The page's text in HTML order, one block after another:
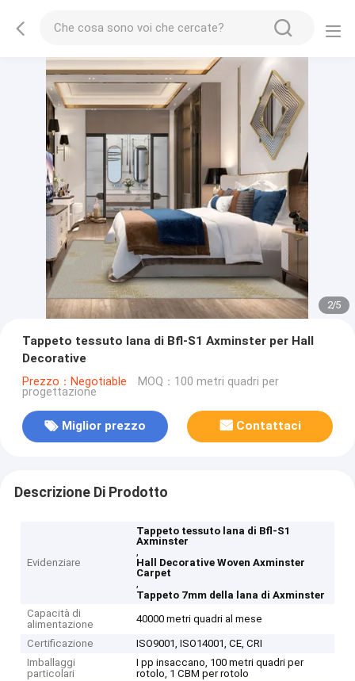
2/5
Tappeto tessuto lana di Bfl-S1 Axminster per Hall
Decorative
Prezzo：Negotiable MOQ：100 metri quadri per
progettazione
Miglior prezzo Contattaci
Descrizione Di Prodotto
Evidenziare
Tappeto tessuto lana di Bfl-S1
Axminster
,
Hall Decorative Woven Axminster
Carpet
,
Tappeto 7mm della lana di Axminster
Capacità di
alimentazione
40000 metri quadri al mese
Certificazione
ISO9001, ISO14001, CE, CRI
Imballaggi
particolari
I pp insaccano, 100 metri quadri per
rotolo, 1 CBM per rotolo